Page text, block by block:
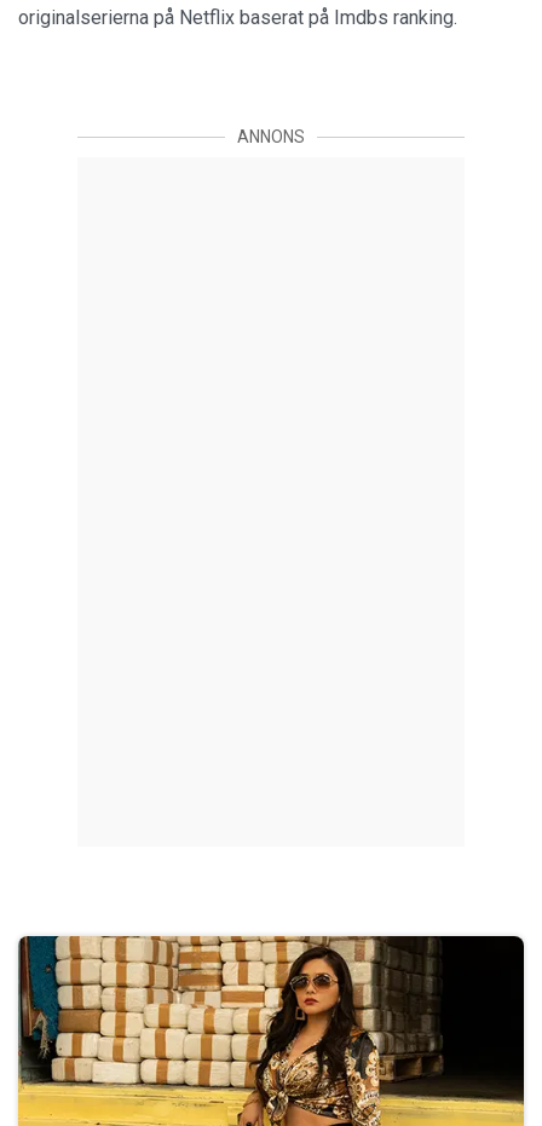
originalserierna på Netflix baserat på Imdbs ranking.
ANNONS